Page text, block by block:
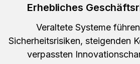
Erhebliches
Veraltete Systeme
Sicherheitsrisiken, steigenden
verpassten